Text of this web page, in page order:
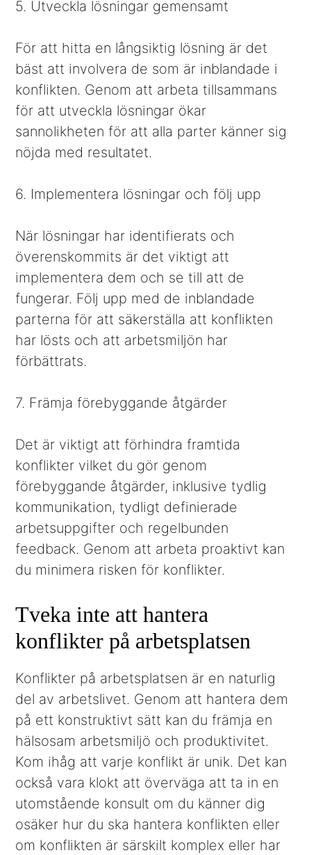
5. Utveckla lösningar gemensamt
För att hitta en långsiktig lösning är det
bäst att involvera de som är inblandade i
konflikten. Genom att arbeta tillsammans
för att utveckla lösningar ökar
sannolikheten för att alla parter känner sig
nöjda med resultatet.
6. Implementera lösningar och följ upp
När lösningar har identifierats och
överenskommits är det viktigt att
implementera dem och se till att de
fungerar. Följ upp med de inblandade
parterna för att säkerställa att konflikten
har lösts och att arbetsmiljön har
förbättrats.
7. Främja förebyggande åtgärder
Det är viktigt att förhindra framtida
konflikter vilket du gör genom
förebyggande åtgärder, inklusive tydlig
kommunikation, tydligt definierade
arbetsuppgifter och regelbunden
feedback. Genom att arbeta proaktivt kan
du minimera risken för konflikter.
Tveka inte att hantera
konflikter på arbetsplatsen
Konflikter på arbetsplatsen är en naturlig
del av arbetslivet. Genom att hantera dem
på ett konstruktivt sätt kan du främja en
hälsosam arbetsmiljö och produktivitet.
Kom ihåg att varje konflikt är unik. Det kan
också vara klokt att överväga att ta in en
utomstående konsult om du känner dig
osäker hur du ska hantera konflikten eller
om konflikten är särskilt komplex eller har